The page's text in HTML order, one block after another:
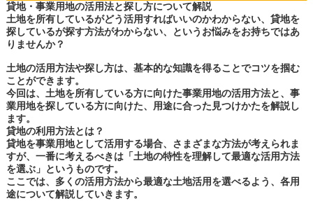
貸地・事業用地の活用法と探し方について解説
土地を所有しているがどう活用すればいいのかわからない、貸地を
探しているが探す方法がわからない、というお悩みをお持ちではあ
りませんか？
土地の活用方法や探し方は、基本的な知識を得ることでコツを掴む
ことができます。
今回は、土地を所有している方に向けた事業用地の活用方法と、事
業用地を探している方に向けた、用途に合った見つけかたを解説し
ます。
貸地の利用方法とは？
貸地を事業用地として活用する場合、さまざまな方法が考えられま
すが、一番に考えるべきは「土地の特性を理解して最適な活用方法
を選ぶ」というものです。
ここでは、多くの活用方法から最適な土地活用を選べるよう、各用
途について解説していきます。